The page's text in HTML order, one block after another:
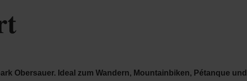
Obersauer. Ideal zum Wandern, Mountainbiken, Pétanque und